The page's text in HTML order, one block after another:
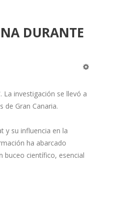
DURANTE
La investigación se llevó a
de Gran Canaria.
y su influencia en la
ha abarcado
buceo científico, esencial